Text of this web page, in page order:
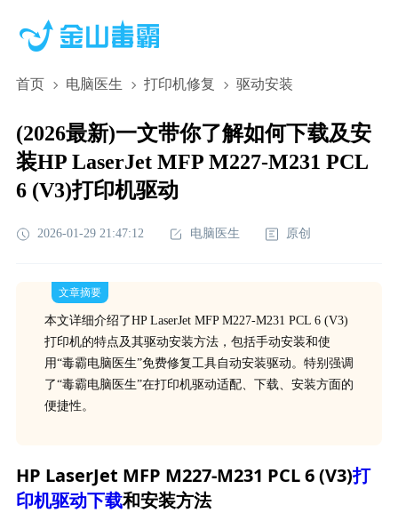
首页 电脑医生 打印机修复 驱动安装
(2026最新)一文带你了解如何下载及安
装HP LaserJet MFP M227-M231 PCL
6 (V3)打印机驱动
2026-01-29 21:47:12 电脑医生 原创
文章摘要
本文详细介绍了HP LaserJet MFP M227-M231 PCL 6 (V3)
打印机的特点及其驱动安装方法，包括手动安装和使
用“毒霸电脑医生”免费修复工具自动安装驱动。特别强调
了“毒霸电脑医生”在打印机驱动适配、下载、安装方面的
便捷性。
HP LaserJet MFP M227-M231 PCL 6 (V3)打
印机驱动下载和安装方法